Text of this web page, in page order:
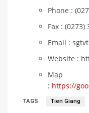
Phone :
Fax : (0273)
Email :
Website :
Map
: https://
TAGS Tien Giang